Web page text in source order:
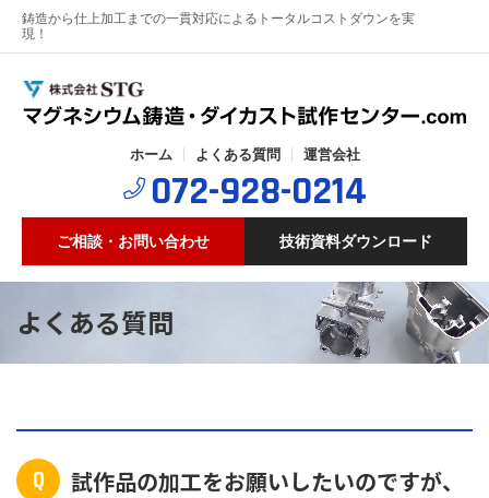
鋳造から仕上加工までの一貫対応によるトータルコストダウンを実
現！
ホーム よくある質問 運営会社
072-928-0214
ご相談・お問い合わせ 技術資料ダウンロード
よくある質問
Q
試作品の加工をお願いしたいのですが、